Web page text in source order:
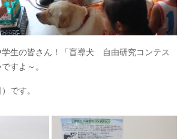
学生の皆さん！「盲導犬 自由研究コンテス
すよ～。
です。